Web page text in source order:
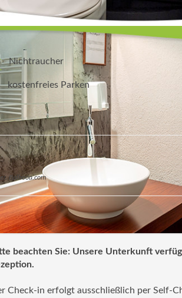
Nichtraucher
kostenfreies Parken
Balbooa.com
beachten Sie: Unsere Unterkunft
Check-in erfolgt ausschließlich per Self-